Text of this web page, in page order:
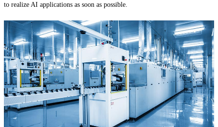
to realize AI applications as soon as possible.